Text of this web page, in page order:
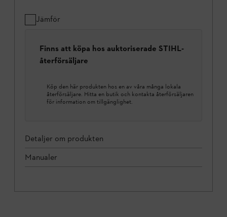
Jämför
Finns att köpa hos auktoriserade STIHL-
återförsäljare
Köp den här produkten hos en av våra många lokala
återförsäljare. Hitta en butik och kontakta återförsäljaren
för information om tillgänglighet.
Detaljer om produkten
Manualer